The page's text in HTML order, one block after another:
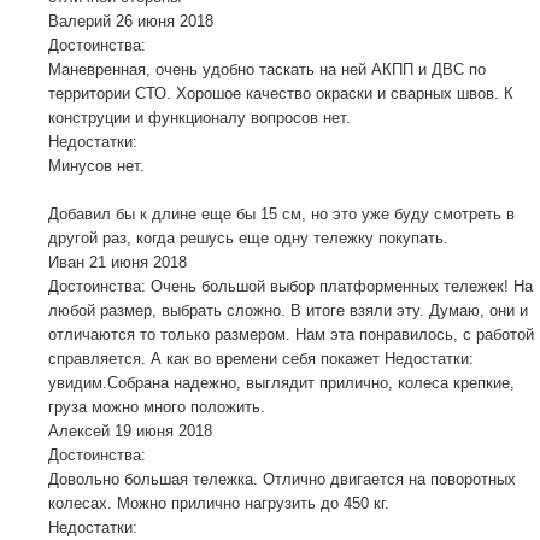
Валерий 26 июня 2018
Достоинства:
Маневренная, очень удобно таскать на ней АКПП и ДВС по
территории СТО. Хорошое качество окраски и сварных швов. К
конструции и функционалу вопросов нет.
Недостатки:
Минусов нет.
Добавил бы к длине еще бы 15 см, но это уже буду смотреть в
другой раз, когда решусь еще одну тележку покупать.
Иван 21 июня 2018
Достоинства: Очень большой выбор платформенных тележек! На
любой размер, выбрать сложно. В итоге взяли эту. Думаю, они и
отличаются то только размером. Нам эта понравилось, с работой
справляется. А как во времени себя покажет Недостатки:
увидим.Собрана надежно, выглядит прилично, колеса крепкие,
груза можно много положить.
Алексей 19 июня 2018
Достоинства:
Довольно большая тележка. Отлично двигается на поворотных
колесах. Можно прилично нагрузить до 450 кг.
Недостатки: